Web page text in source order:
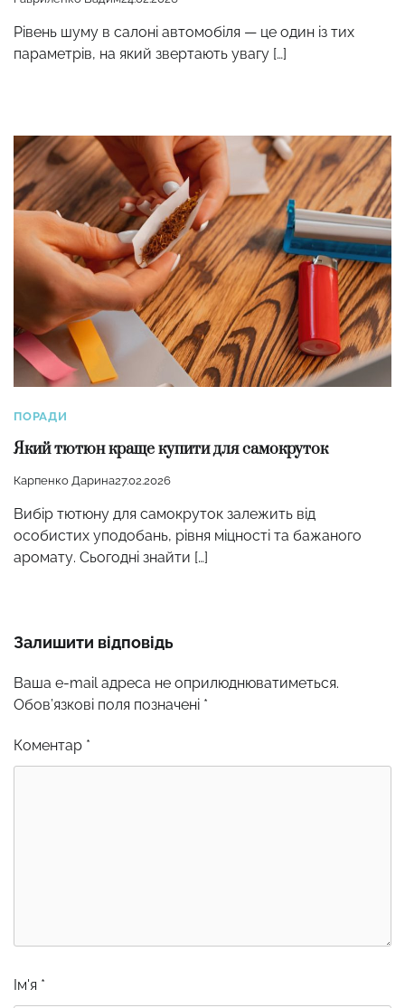
Рівень шуму в салоні автомобіля — це один із тих
параметрів, на який звертають увагу […]
ПОРАДИ
Який тютюн краще купити для самокруток
Карпенко Дарина27.02.2026
Вибір тютюну для самокруток залежить від
особистих уподобань, рівня міцності та бажаного
аромату. Сьогодні знайти […]
Залишити відповідь
Ваша e-mail адреса не оприлюднюватиметься.
Обов’язкові поля позначені *
Коментар *
Ім'я *